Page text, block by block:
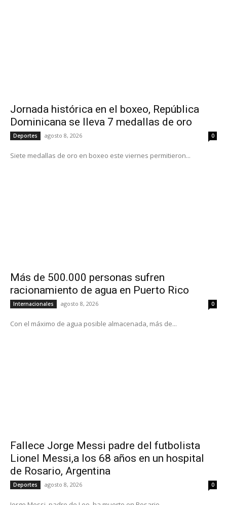
Jornada histórica en el boxeo, República
Dominicana se lleva 7 medallas de oro
Deportes agosto 8, 2026 0
Siete medallas de oro en boxeo este viernes permitieron...
Más de 500.000 personas sufren
racionamiento de agua en Puerto Rico
Internacionales agosto 8, 2026 0
Con el máximo de agua posible almacenada, más de...
Fallece Jorge Messi padre del futbolista
Lionel Messi,a los 68 años en un hospital
de Rosario, Argentina
Deportes agosto 8, 2026 0